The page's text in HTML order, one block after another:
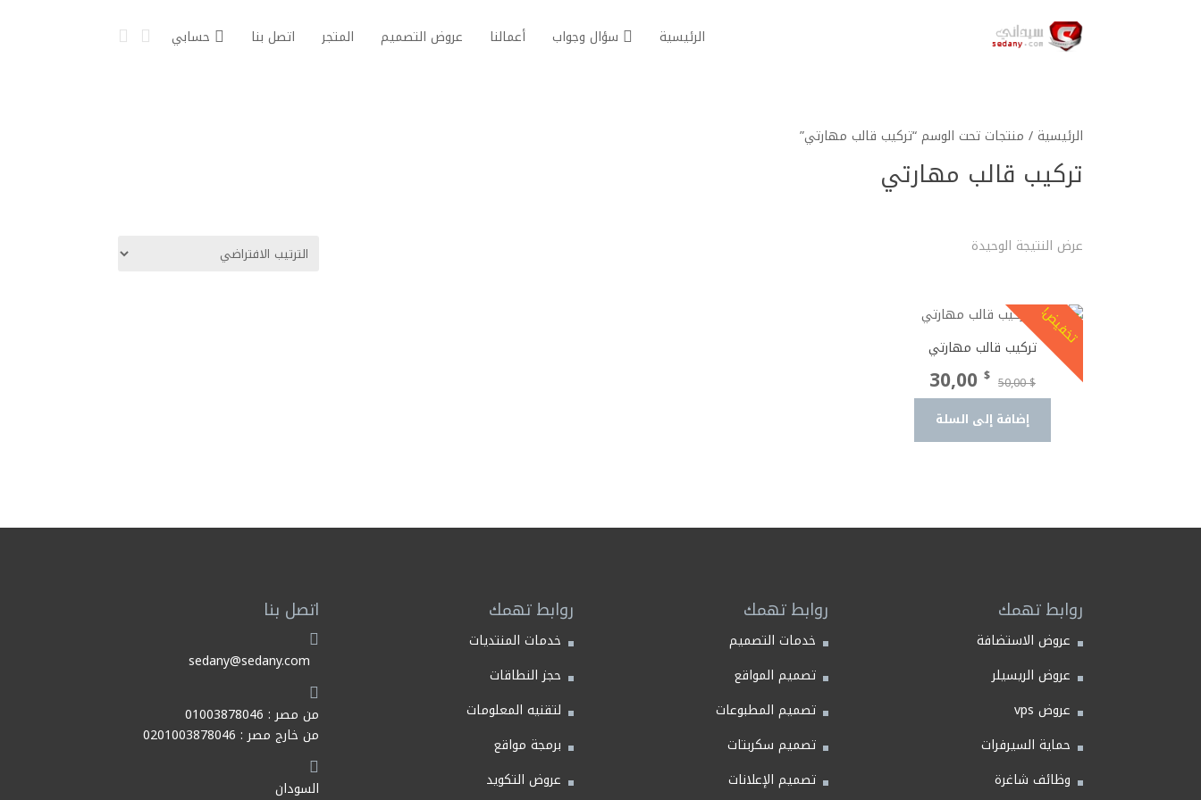
الرئيسية سؤال وجواب أعمالنا عروض التصميم المتجر اتصل بنا حسابي
الرئيسية/ منتجات تحت الوسم “تركيب قالب مهارتي”
تركيب قالب مهارتي
عرض النتيجة الوحيدة
تخفيض!تركيب قالب مهارتي
50,00$
السعر
الأصلي
هو:
30,00 $
الحالي
هو:
إضافة إلى السلة
روابط تهمك
عروض الاستضافة
عروض الريسيلر
عروض vps
حماية السيرفرات
وظائف شاغرة
روابط تهمك
خدمات التصميم
تصميم المواقع
تصميم المطبوعات
تصميم سكربتات
تصميم الإعلانات
روابط تهمك
خدمات المنتديات
حجز النطاقات
لتقنيه المعلومات
برمجة مواقع
عروض التكويد
اتصل بنا
sedany@sedany.com
من مصر : 01003878046
من خارج مصر : 0201003878046
السودان